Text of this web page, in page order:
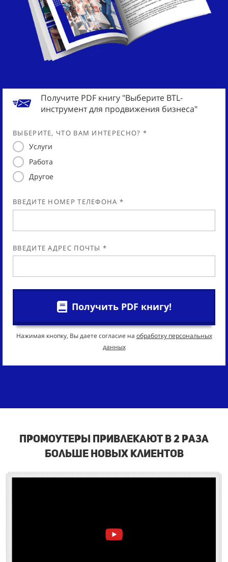
Получите PDF книгу "Выберите BTL-
инструмент для продвижения бизнеса"
ВЫБЕРИТЕ, ЧТО ВАМ ИНТЕРЕСНО? *
Услуги
Работа
Другое
ВВЕДИТЕ НОМЕР ТЕЛЕФОНА *
ВВЕДИТЕ АДРЕС ПОЧТЫ *
Получить PDF книгу!
Нажимая кнопку, Вы даете согласие на обработку персональных
данных
промоутеры привлекают в 2 раза
больше новых клиентов